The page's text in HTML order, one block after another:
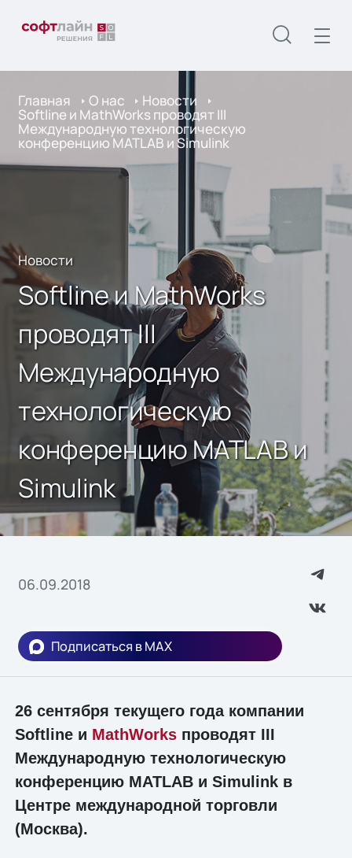
Главная О нас Новости
Softline и MathWorks проводят III
Международную технологическую
конференцию MATLAB и Simulink
Новости
Softline и MathWorks
проводят III
Международную
технологическую
конференцию MATLAB и
Simulink
06.09.2018
Подписаться в MAX
26 сентября текущего года компании
Softline и MathWorksпроводят III
Международную технологическую
конференцию MATLAB и Simulink в
Центре международной торговли
(Москва).